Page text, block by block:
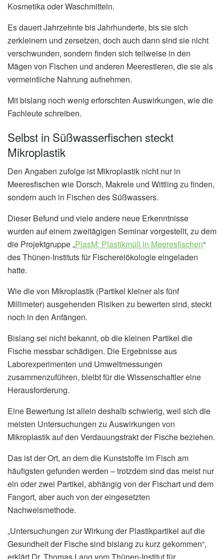
Kosmetika oder Waschmitteln.
Es dauert Jahrzehnte bis Jahrhunderte, bis sie sich
zerkleinern und zersetzen, doch auch dann sind sie nicht
verschwunden, sondern finden sich teilweise in den
Mägen von Fischen und anderen Meerestieren, die sie als
vermeintliche Nahrung aufnehmen.
Mit bislang noch wenig erforschten Auswirkungen, wie die
Fachleute schreiben.
Selbst in Süßwasserfischen steckt
Mikroplastik
Den Angaben zufolge ist Mikroplastik nicht nur in
Meeresfischen wie Dorsch, Makrele und Wittling zu finden,
sondern auch in Fischen des Süßwassers.
Dieser Befund und viele andere neue Erkenntnisse
wurden auf einem zweitägigen Seminar vorgestellt, zu dem
die Projektgruppe „PlasM: Plastikmüll in Meeresfischen“
des Thünen-Instituts für Fischereiökologie eingeladen
hatte.
Wie die von Mikroplastik (Partikel kleiner als fünf
Millimeter) ausgehenden Risiken zu bewerten sind, steckt
noch in den Anfängen.
Bislang sei nicht bekannt, ob die kleinen Partikel die
Fische messbar schädigen. Die Ergebnisse aus
Laborexperimenten und Umweltmessungen
zusammenzuführen, bleibt für die Wissenschaftler eine
Herausforderung.
Eine Bewertung ist allein deshalb schwierig, weil sich die
meisten Untersuchungen zu Auswirkungen von
Mikroplastik auf den Verdauungstrakt der Fische beziehen.
Das ist der Ort, an dem die Kunststoffe im Fisch am
häufigsten gefunden werden – trotzdem sind das meist nur
ein oder zwei Partikel, abhängig von der Fischart und dem
Fangort, aber auch von der eingesetzten
Nachweismethode.
„Untersuchungen zur Wirkung der Plastikpartikel auf die
Gesundheit der Fische sind bislang zu kurz gekommen“,